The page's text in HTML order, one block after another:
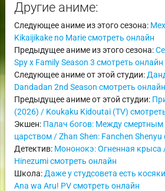
Другие аниме:
Следующее аниме из этого сезона:
Kikaijikake no Marie смотреть онлайн
Предыдущее аниме из этого сезона:
Spy x Family Season 3 смотреть онлайн
Следующее аниме от этой студии:
Dandadan 2nd Season смотреть онлайн
Предыдущее аниме от этой студии:
(2026) / Koukaku Kidoutai (TV)
Экшен: Палач богов: Между
царством / Zhan Shen: Fanchen
Детектив: Мононокэ: Огненная крыса
Hinezumi смотреть онлайн
Школа: Даже у студсовета есть
Ana wa Aru! PV смотреть онлайн